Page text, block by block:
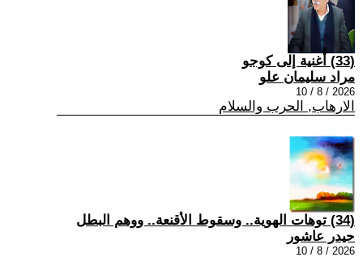
(33) أُغنية إلى كوجو
مراد سليمان علو
2026 / 8 / 10
الارهاب, الحرب والسلام
(34) توهات الهوية.. وسقوط الأقنعة.. ووهم البطل
حيدر عاشور
2026 / 8 / 10